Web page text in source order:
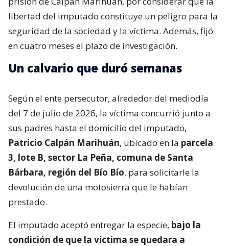
libertad del imputado constituye un peligro para la
seguridad de la sociedad y la víctima. Además, fijó
en cuatro meses el plazo de investigación.
Un calvario que duró semanas
Según el ente persecutor, alrededor del mediodía
del 7 de julio de 2026, la víctima concurrió junto a
sus padres hasta el domicilio del imputado,
Patricio Calpán Marihuán, ubicado en la parcela
3, lote B, sector La Peña, comuna de Santa
Bárbara, región del Bío Bío, para solicitarle la
devolución de una motosierra que le habían
prestado.
El imputado aceptó entregar la especie, bajo la
condición de que la víctima se quedara a